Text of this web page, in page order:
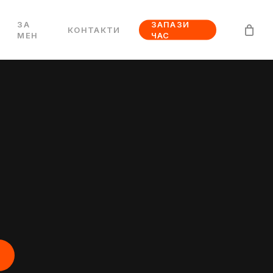
ЗА
МЕН
КОНТАКТИ
ЗАПАЗИ
ЧАС